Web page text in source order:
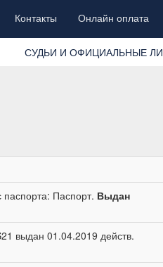
Контакты Онлайн оплата
СУДЬИ И ОФИЦИАЛЬНЫЕ
паспорта: Паспорт. Выдан
выдан 01.04.2019 действ.